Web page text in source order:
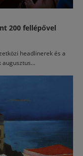
200 fellépővel
headlinerek és a